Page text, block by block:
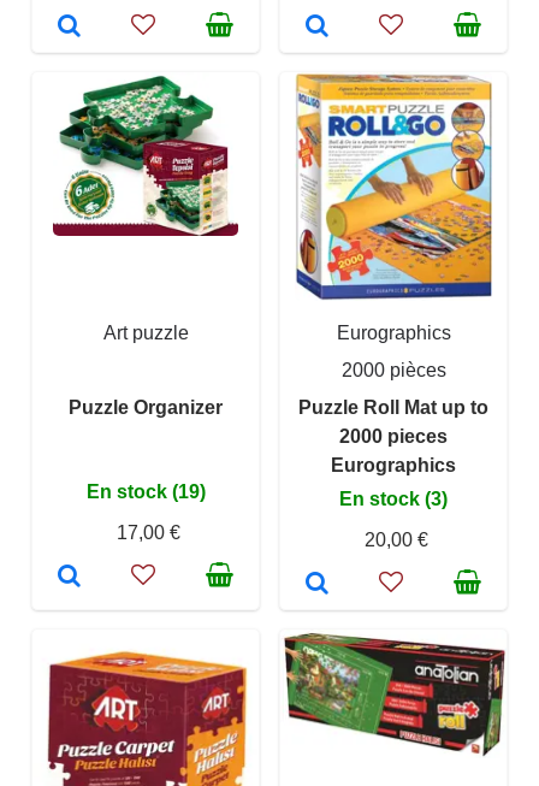
Art puzzle
Puzzle Organizer
En stock (19)
17,00 €
Eurographics
2000 pièces
Puzzle Roll Mat up to
2000 pieces
Eurographics
En stock (3)
20,00 €